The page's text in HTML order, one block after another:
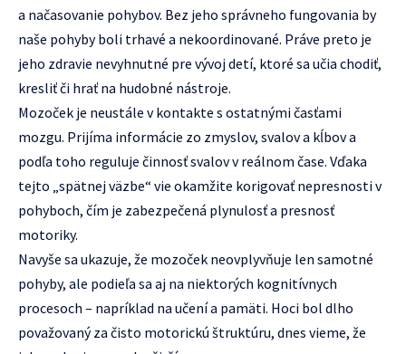
a načasovanie pohybov. Bez jeho správneho fungovania by
naše pohyby boli trhavé a nekoordinované. Práve preto je
jeho zdravie nevyhnutné pre vývoj detí, ktoré sa učia chodiť,
kresliť či hrať na hudobné nástroje.
Mozoček je neustále v kontakte s ostatnými časťami
mozgu. Prijíma informácie zo zmyslov, svalov a kĺbov a
podľa toho reguluje činnosť svalov v reálnom čase. Vďaka
tejto „spätnej väzbe“ vie okamžite korigovať nepresnosti v
pohyboch, čím je zabezpečená plynulosť a presnosť
motoriky.
Navyše sa ukazuje, že mozoček neovplyvňuje len samotné
pohyby, ale podieľa sa aj na niektorých kognitívnych
procesoch – napríklad na učení a pamäti. Hoci bol dlho
považovaný za čisto motorickú štruktúru, dnes vieme, že